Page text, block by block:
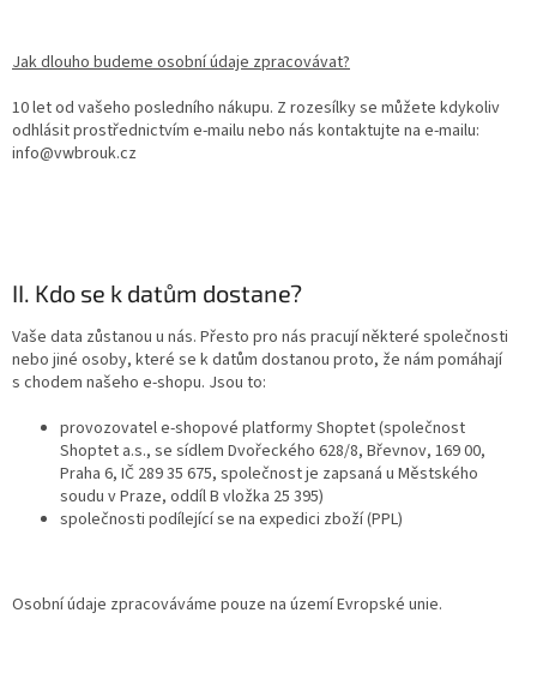
Jak dlouho budeme osobní údaje zpracovávat?
10 let od vašeho posledního nákupu. Z rozesílky se můžete kdykoliv
odhlásit prostřednictvím e-mailu nebo nás kontaktujte na e-mailu:
info@vwbrouk.cz
II. Kdo se k datům dostane?
Vaše data zůstanou u nás. Přesto pro nás pracují některé společnosti
nebo jiné osoby, které se k datům dostanou proto, že nám pomáhají
s chodem našeho e-shopu. Jsou to:
provozovatel e-shopové platformy Shoptet (společnost
Shoptet a.s., se sídlem Dvořeckého 628/8, Břevnov, 169 00,
Praha 6, IČ 289 35 675, společnost je zapsaná u Městského
soudu v Praze, oddíl B vložka 25 395)
společnosti podílející se na expedici zboží (PPL)
Osobní údaje zpracováváme pouze na území Evropské unie.